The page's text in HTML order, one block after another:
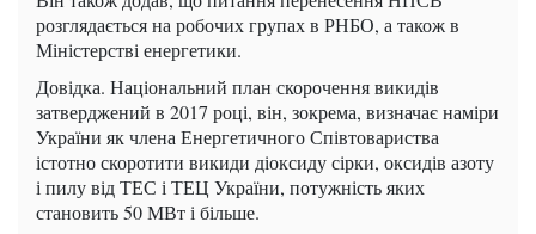
розглядається на робочих групах в РНБО, а також в
Міністерстві енергетики.
Довідка. Національний план скорочення викидів
затверджений в 2017 році, він, зокрема, визначає наміри
України як члена Енергетичного Співтовариства
істотно скоротити викиди діоксиду сірки, оксидів азоту
і пилу від ТЕС і ТЕЦ України, потужність яких
становить 50 МВт і більше.